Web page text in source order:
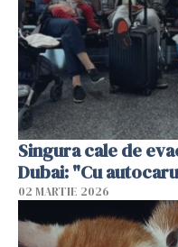
Singura cale de
Dubai: "Cu
02 MARTIE 2026